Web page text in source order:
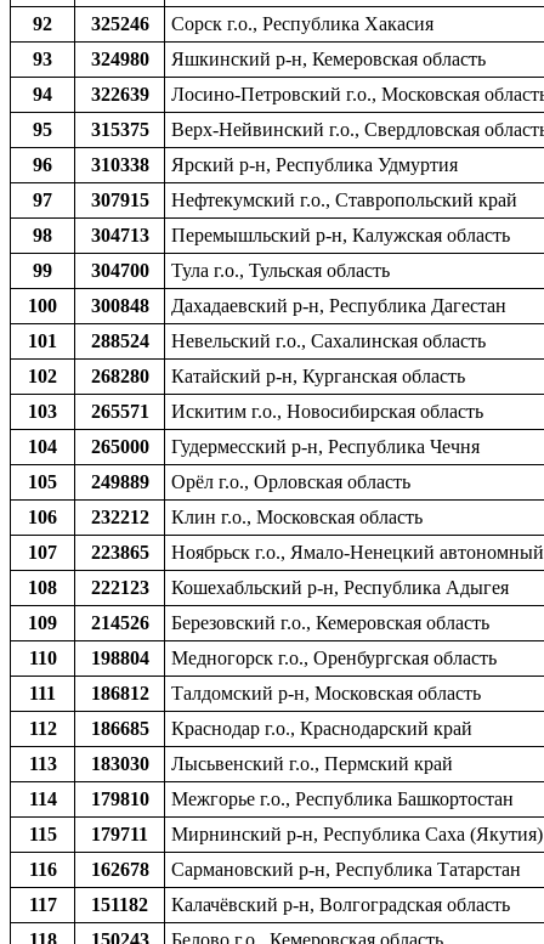
92
325246
Сорск г.о., Республика Хакасия
93
324980
Яшкинский р-н, Кемеровская область
94
322639
Лосино-Петровский г.о., Московская
95
315375
Верх-Нейвинский г.о., Свердловская
96
310338
Ярский р-н, Республика Удмуртия
97
307915
Нефтекумский г.о., Ставропольский край
98
304713
Перемышльский р-н, Калужская область
99
304700
Тула г.о., Тульская область
100
300848
Дахадаевский р-н, Республика Дагестан
101
288524
Невельский г.о., Сахалинская область
102
268280
Катайский р-н, Курганская область
103
265571
Искитим г.о., Новосибирская область
104
265000
Гудермесский р-н, Республика Чечня
105
249889
Орёл г.о., Орловская область
106
232212
Клин г.о., Московская область
107
223865
Ноябрьск г.о., Ямало-Ненецкий
108
222123
Кошехабльский р-н, Республика Адыгея
109
214526
Березовский г.о., Кемеровская область
110
198804
Медногорск г.о., Оренбургская область
111
186812
Талдомский р-н, Московская область
112
186685
Краснодар г.о., Краснодарский край
113
183030
Лысьвенский г.о., Пермский край
114
179810
Межгорье г.о., Республика Башкортостан
115
179711
Мирнинский р-н, Республика Саха (Якутия)
116
162678
Сармановский р-н, Республика Татарстан
117
151182
Калачёвский р-н, Волгоградская область
118
150243 Белово г.о., Кемеровская область